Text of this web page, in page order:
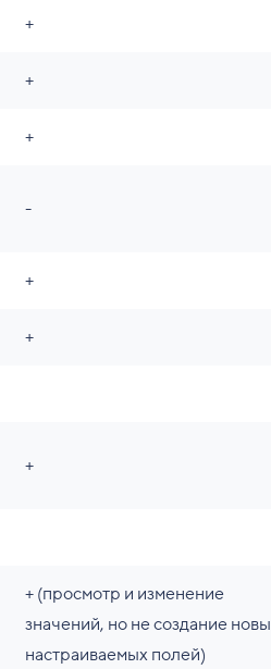
+
+
+
-
+
+
+
+ (просмотр и изменение
значений, но не создание
настраиваемых полей)